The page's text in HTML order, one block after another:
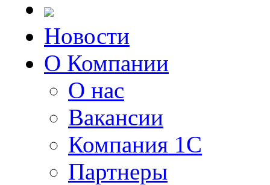
Новости
О Компании
О нас
Вакансии
Компания 1С
Партнеры